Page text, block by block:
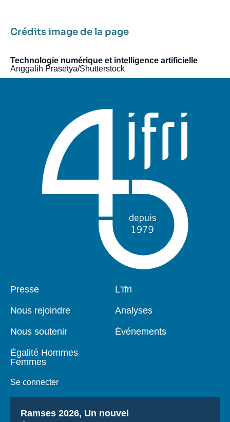
lancé en 2020 le Centre géopolitique des technologies,
proposant une approche résolument européenne des enjeux
Crédits image de la page
Technologie numérique et intelligence artificielle
Anggalih Prasetya/Shutterstock
Pied
Presse
Nous rejoindre
Nous soutenir
Égalité Hommes
Femmes
Se connecter
Navigation
L'Ifri
Analyses
Événements
Titre
Ramses 2026, Un nouvel